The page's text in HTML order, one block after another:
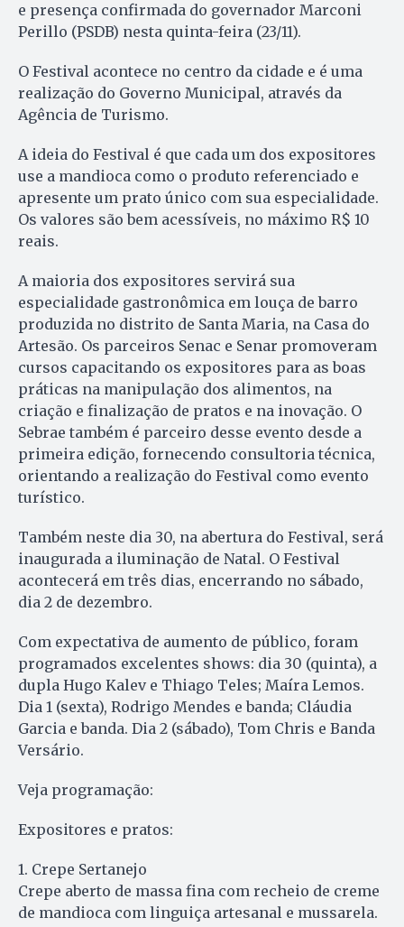
e presença confirmada do governador Marconi
Perillo (PSDB) nesta quinta-feira (23/11).
O Festival acontece no centro da cidade e é uma
realização do Governo Municipal, através da
Agência de Turismo.
A ideia do Festival é que cada um dos expositores
use a mandioca como o produto referenciado e
apresente um prato único com sua especialidade.
Os valores são bem acessíveis, no máximo R$ 10
reais.
A maioria dos expositores servirá sua
especialidade gastronômica em louça de barro
produzida no distrito de Santa Maria, na Casa do
Artesão. Os parceiros Senac e Senar promoveram
cursos capacitando os expositores para as boas
práticas na manipulação dos alimentos, na
criação e finalização de pratos e na inovação. O
Sebrae também é parceiro desse evento desde a
primeira edição, fornecendo consultoria técnica,
orientando a realização do Festival como evento
turístico.
Também neste dia 30, na abertura do Festival, será
inaugurada a iluminação de Natal. O Festival
acontecerá em três dias, encerrando no sábado,
dia 2 de dezembro.
Com expectativa de aumento de público, foram
programados excelentes shows: dia 30 (quinta), a
dupla Hugo Kalev e Thiago Teles; Maíra Lemos.
Dia 1 (sexta), Rodrigo Mendes e banda; Cláudia
Garcia e banda. Dia 2 (sábado), Tom Chris e Banda
Versário.
Veja programação:
Expositores e pratos:
1. Crepe Sertanejo
Crepe aberto de massa fina com recheio de creme
de mandioca com linguiça artesanal e mussarela.